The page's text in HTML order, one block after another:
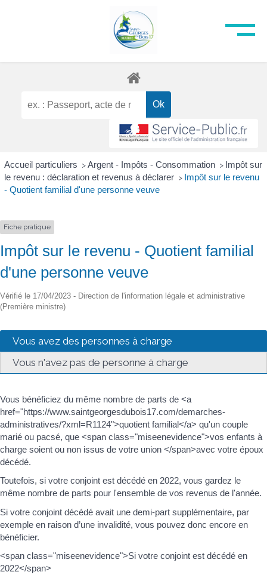
Accueil particuliers > Argent - Impôts - Consommation > Impôt sur
le revenu : déclaration et revenus à déclarer > Impôt sur le revenu
- Quotient familial d'une personne veuve
Fiche pratique
Impôt sur le revenu - Quotient familial
d'une personne veuve
Vérifié le 17/04/2023 - Direction de l'information légale et administrative
(Première ministre)
Vous avez des personnes à charge
Vous n'avez pas de personne à charge
Vous bénéficiez du même nombre de parts de <a
href="https://www.saintgeorgesdubois17.com/demarches-
administratives/?xml=R1124">quotient familial</a> qu'un couple
marié ou pacsé, que <span class="miseenevidence">vos enfants à
charge soient ou non issus de votre union </span>avec votre époux
décédé.
Toutefois, si votre conjoint est décédé en 2022, vous gardez le
même nombre de parts pour l'ensemble de vos revenus de l'année.
Si votre conjoint décédé avait une demi-part supplémentaire, par
exemple en raison d’une invalidité, vous pouvez donc encore en
bénéficier.
<span class="miseenevidence">Si votre conjoint est décédé en
2022</span>